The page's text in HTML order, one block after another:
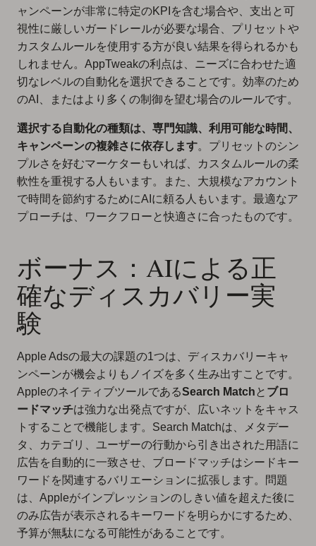
ャンペーンが非常に特定のKPIを含む場合や、支出と可
視性に厳しいガードレールが必要な場合、プリセットや
カスタムルールを使用する方が良い結果を得られるかも
しれません。AppTweakの利点は、ニーズに合わせた適
切なレベルの自動化を選択できることです。効率のため
のAI、またはより多くの制御を望む場合のルールです。
選択する自動化の種類は、専門知識、利用可能な時間、
キャンペーンの複雑さに依存します。プリセットのシン
プルさを好むマーケターもいれば、カスタムルールの柔
軟性を重視する人もいます。また、大規模なアカウント
で時間を節約するためにAIに頼る人もいます。最適なア
プローチは、ワークフローと快適さに合ったものです。
ボーナス：AIによる正
確なディスカバリー実
験
Apple Adsの最大の課題の1つは、ディスカバリーキャ
ンペーンが機会よりもノイズを多く生み出すことです。
AppleのネイティブツールであるSearch Match と ブロ
ードマッチは強力な出発点ですが、広いネットをキャス
トすることで機能します。Search Matchは、メタデー
タ、カテゴリ、ユーザーの行動から引き出された用語に
広告を自動的に一致させ、ブロードマッチはシードキー
ワードを関連するバリエーションに拡張します。問題
は、Appleがインプレッションのしきい値を超えた後に
のみ広告が表示されるキーワードを明らかにするため、
予算が無駄になる可能性があることです。